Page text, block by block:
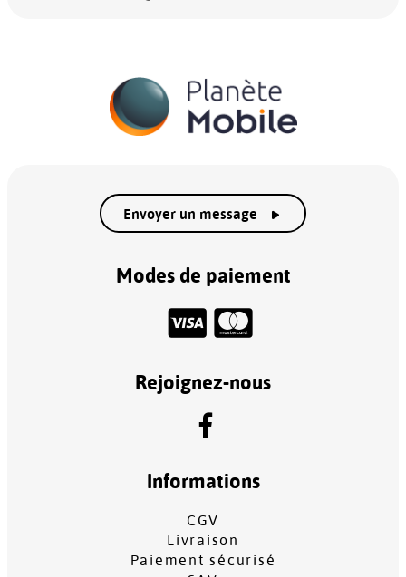
Envoyer un message
Modes de paiement
Rejoignez-nous
Informations
CGV
Livraison
Paiement sécurisé